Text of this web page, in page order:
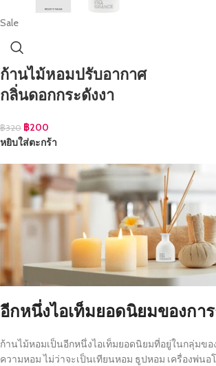
Sale
ก้านไม้หอมปรับอากาศ
กลิ่นดอกกระดังงา
฿320 ฿200
หยิบใส่ตะกร้า
อีกหนึ่งไอเท็มยอดนิยมของกา
ก้านไม้หอมเป็นอีกหนึ่งไอเท็มยอดนิยมที่อยู่ในกลุ่มขอ
ความหอม ไม่ว่าจะเป็นเทียนหอม ธูปหอม เครื่องพ่นอ